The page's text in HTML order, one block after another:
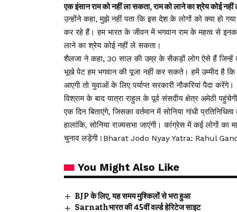
एक इंसान राम को नहीं ला सकता, राम को लाने का श्रेय कोई
उन्होंने कहा, मुझे नहीं पता कि इस देश के लोगों को क्या हो
कर रहे हैं। हम भारत के जीवन में भगवान राम के महत्व से
लाने का श्रेय कोई नहीं ले सकता।
शैलजा ने कहा, 30 साल की उम्र के सैकड़ों लोग ऐसे हैं जिन्हें
भूखे पेट हम भगवान की पूजा नहीं कर सकते। हमें उम्मीद है कि
आएगी तो युवाओं के लिए पर्याप्त सरकारी नौकरियां पैदा करेंगे।
विश्राम के बाद यात्रा राहुल के पूर्व संसदीय क्षेत्र अमेठी
एक दिन बिताएंगे, जिसका वर्तमान में सोनिया गांधी
हालांकि, सोनिया राज्यसभा जाएंगी। कांग्रेस में कई लोगों का
चुनाव लड़ेंगी।Bharat Jodo Nyay Yatra: Rahul
You Might Also Like
BJP के लिए, यह समय मुश्किलों से भरा हुआ
Sarnathभारत की 45वीं वर्ल्ड हेरिटेज साइट